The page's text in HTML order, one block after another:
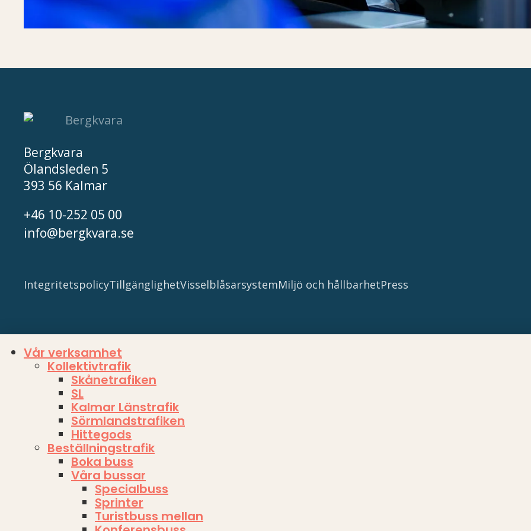
Bergkvara
Ölandsleden 5
393 56 Kalmar
+46 10-252 05 00
info@bergkvara.se
IntegritetspolicyTillgänglighetVisselblåsarsystemMiljö och hållbarhetPress
Vår verksamhet
Kollektivtrafik
Skånetrafiken
SL
Kalmar Länstrafik
Sörmlandstrafiken
Hittegods
Beställningstrafik
Boka buss
Våra bussar
Specialbuss
Sprinter
Turistbuss mellan